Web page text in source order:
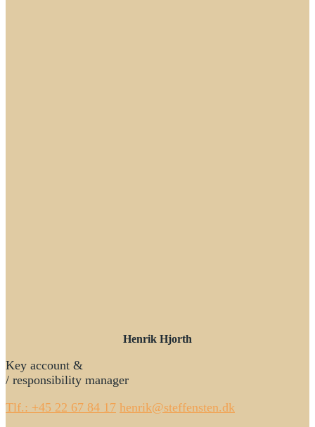
Henrik Hjorth
Key account &
/ responsibility manager
Tlf.: +45 22 67 84 17 henrik@steffensten.dk